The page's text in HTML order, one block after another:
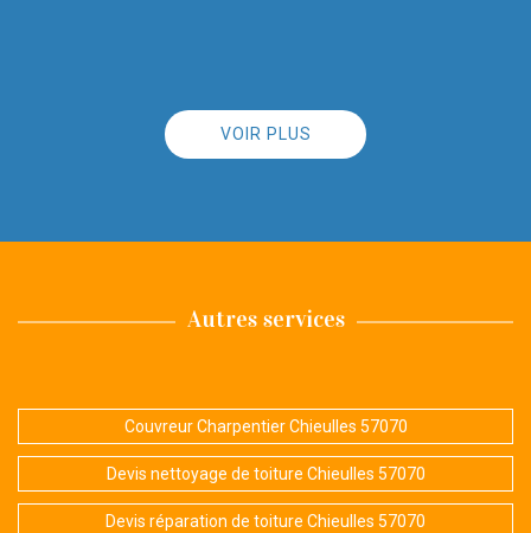
VOIR PLUS
Autres services
Couvreur Charpentier Chieulles 57070
Devis nettoyage de toiture Chieulles 57070
Devis réparation de toiture Chieulles 57070